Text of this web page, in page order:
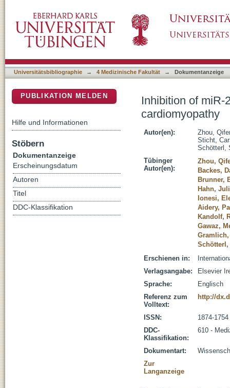
Universitätsbibliographie → 4 Medizinische Fakultät → Dokumentanzeige
Inhibition of miR-
cardiomyopathy
Autor(en):
Zhou,
Sticht,
Schötterl,
Tübinger
Autor(en):
Zhou,
Backes,
Brunner,
Hahn,
Ionesi,
Aidery,
Kandolf,
Gawaz,
Schötterl,
Erschienen in:
Verlagsangabe:
Elsevier
Sprache:
Englisch
Referenz zum
Volltext:
http://
ISSN:
1874-1754
DDC-
Klassifikation:
610 -
Dokumentart:
Zur
Langanzeige
PUBLIKATION MELDEN
Hilfe und Informationen
Stöbern
Dokumentanzeige
Erscheinungsdatum
Autoren
Titel
DDC-Klassifikation